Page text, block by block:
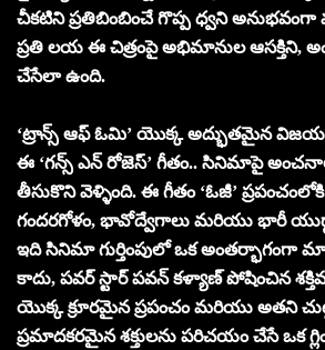
చీకటిని ప్రతిబింబించే గొప్ప ధ్వని అనుభవంగా
ప్రతి లయ ఈ చిత్రంపై అభిమానుల ఆసక్తిని,
చేసేలా ఉంది.
‘ట్రాన్స్ ఆఫ్ ఓమి’ యొక్క అద్భుతమైన
ఈ ‘గన్స్ ఎన్ రోజెస్’ గీతం.. సినిమాపై
తీసుకొని వెళ్ళింది. ఈ గీతం ‘ఓజీ’
గందరగోళం, భావోద్వేగాలు మరియు భారీ
ఇది సినిమా గుర్తింపులో ఒక అంతర్భాగంగా
కాదు, పవర్ స్టార్ పవన్ కళ్యాణ్ పోషించిన
యొక్క క్రూరమైన ప్రపంచం మరియు అతని
ప్రమాదకరమైన శక్తులను పరిచయం చేసే ఒక